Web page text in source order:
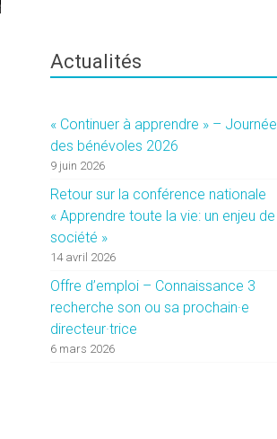
Actualités
« Continuer à apprendre » – Journée
des bénévoles 2026
9 juin 2026
Retour sur la conférence nationale
« Apprendre toute la vie: un enjeu de
société »
14 avril 2026
Offre d’emploi – Connaissance 3
recherche son ou sa prochain·e
directeur·trice
6 mars 2026